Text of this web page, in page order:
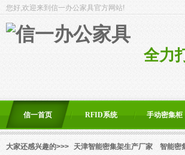
您好,欢迎来到信一办公家具官方网站!
全力
信一首页 RFID系统 手动密集柜
大家还感兴趣的>>> 天津智能密集架生产厂家 智能密